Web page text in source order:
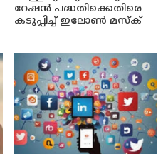
റേഷൻ പദ്ധതിക്കെതിരെ
കടുപ്പിച്ച് ഇലോൺ മസ്ക്